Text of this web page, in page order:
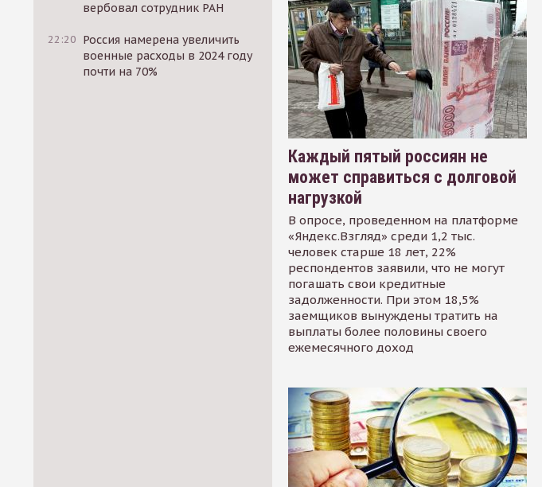
вербовал сотрудник РАН
22:20 Россия намерена увеличить
военные расходы в 2024 году
почти на 70%
Каждый пятый россиян не
может справиться с долговой
нагрузкой
В опросе, проведенном на платформе
«Яндекс.Взгляд» среди 1,2 тыс.
человек старше 18 лет, 22%
респондентов заявили, что не могут
погашать свои кредитные
задолженности. При этом 18,5%
заемщиков вынуждены тратить на
выплаты более половины своего
ежемесячного доход